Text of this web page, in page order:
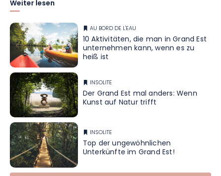
Weiter lesen
AU BORD DE L'EAU
10 Aktivitäten, die man in Grand Est
unternehmen kann, wenn es zu
heiß ist
INSOLITE
Der Grand Est mal anders: Wenn
Kunst auf Natur trifft
INSOLITE
Top der ungewöhnlichen
Unterkünfte im Grand Est!